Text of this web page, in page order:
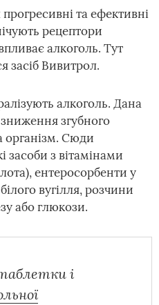
та ефективні
рецептори
алкоголь. Тут
засіб Вивитрол.
алкоголь. Дана
згубного
організм. Сюди
засоби з вітамінами
ентеросорбенти у
вугілля, розчини
або глюкози.
і